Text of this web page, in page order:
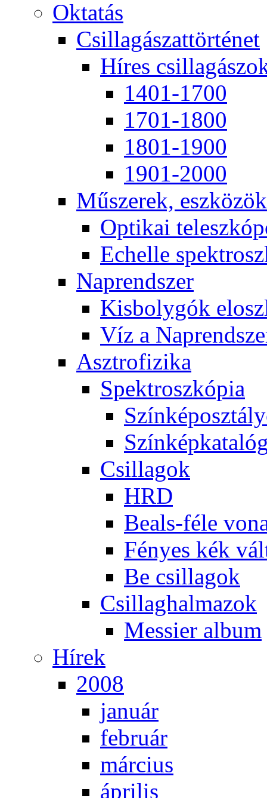
Ok­ta­tás
Csil­la­gá­szat­tör­té­net
Hí­res
1401-1700
1701-1800
1801-1900
1901-2000
Mű­sze­rek, esz­kö­zök
Op­ti­kai
Echel­le
Nap­rend­szer
Kis­boly­gók
Víz a
Aszt­ro­fi­zi­ka
Spekt­rosz­kó­pia
Csil­la­gok
HRD
Be­als-fé­le
Fé­nyes kék
Be csil­la­gok
Csil­lag­hal­ma­zok
Mes­si­er al­bum
Hí­rek
2008
ja­nu­ár
feb­ru­ár
már­ci­us
áp­ri­lis